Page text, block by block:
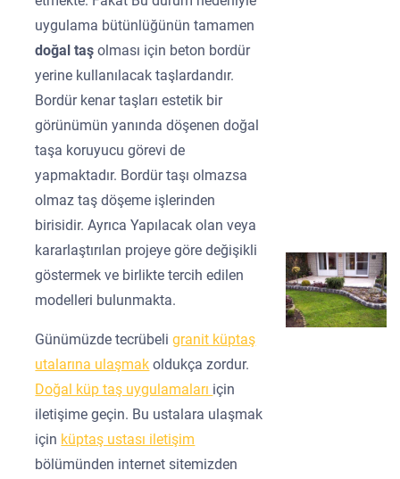
uygulama bütünlüğünün tamamen
doğal taşolması için beton bordür
yerine kullanılacak taşlardandır.
Bordür kenar taşları estetik bir
görünümün yanında döşenen doğal
taşa koruyucu görevi de
yapmaktadır. Bordür taşı olmazsa
olmaz taş döşeme işlerinden
birisidir. Ayrıca Yapılacak olan veya
kararlaştırılan projeye göre değişikli
göstermek ve birlikte tercih edilen
modelleri bulunmakta.
Günümüzde tecrübeligranit küptaş
utalarına ulaşmak oldukça zordur.
Doğal küp taş uygulamaları için
iletişime geçin. Bu ustalara ulaşmak
için küptaş ustası iletişim
bölümünden internet sitemizden